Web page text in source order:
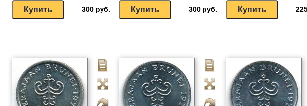
300 руб. 300 руб.